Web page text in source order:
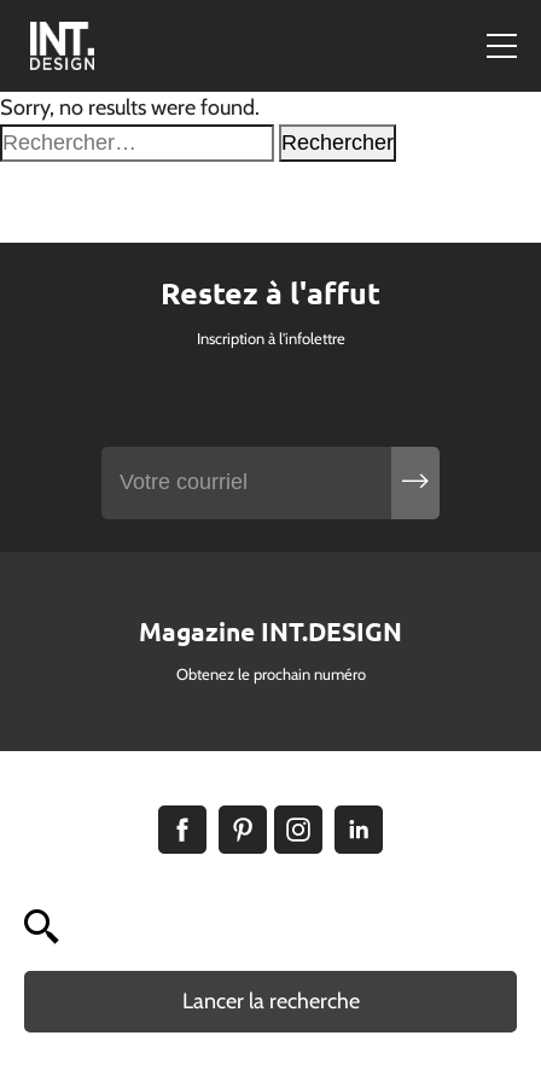
Sorry, no results were found.
Rechercher :
Restez à l'affut
Inscription à l'infolettre
Magazine INT.DESIGN
Obtenez le prochain numéro
Lancer la recherche